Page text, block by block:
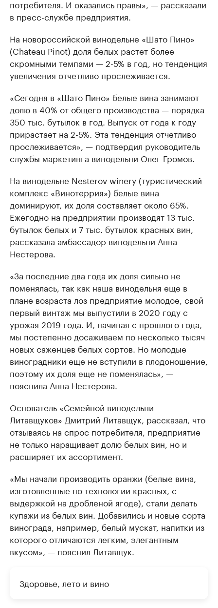
потребителя. И оказались правы», — рассказали
в пресс-службе предприятия.
На новороссийской винодельне «Шато Пино»
(Chateau Pinot) доля белых растет более
скромными темпами — 2-5% в год, но тенденция
увеличения отчетливо прослеживается.
«Сегодня в «Шато Пино» белые вина занимают
долю в 40% от общего производства — порядка
350 тыс. бутылок в год. Выпуск от года к году
прирастает на 2-5%. Эта тенденция отчетливо
прослеживается», — подтвердил руководитель
службы маркетинга винодельни Олег Громов.
На винодельне Nesterov winery (туристический
комплекс «Винотеррия») белые вина
доминируют, их доля составляет около 65%.
Ежегодно на предприятии производят 13 тыс.
бутылок белых и 7 тыс. бутылок красных вин,
рассказала амбассадор винодельни Анна
Нестерова.
«За последние два года их доля сильно не
поменялась, так как наша винодельня еще в
плане возраста лоз предприятие молодое, свой
первый винтаж мы выпустили в 2020 году с
урожая 2019 года. И, начиная с прошлого года,
мы постепенно досаживаем по несколько тысяч
новых саженцев белых сортов. Но молодые
виноградники еще не вступили в плодоношение,
поэтому их доля еще не поменялась», —
пояснила Анна Нестерова.
Основатель «Семейной винодельни
Литавщуков» Дмитрий Литавщук, рассказал, что
отзываясь на спрос потребителя, предприятие
не только наращивает долю белых вин, но и
расширяет их ассортимент.
«Мы начали производить оранжи (белые вина,
изготовленные по технологии красных, с
выдержкой на дробленой ягоде), стали делать
купажи из белых вин. Добавились и новые сорта
винограда, например, белый мускат, напитки из
которого отличаются легким, элегантным
вкусом», — пояснил Литавщук.
Здоровье, лето и вино